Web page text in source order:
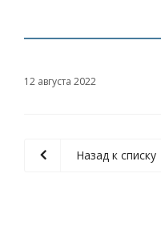
12 августа 2022
Назад к списку